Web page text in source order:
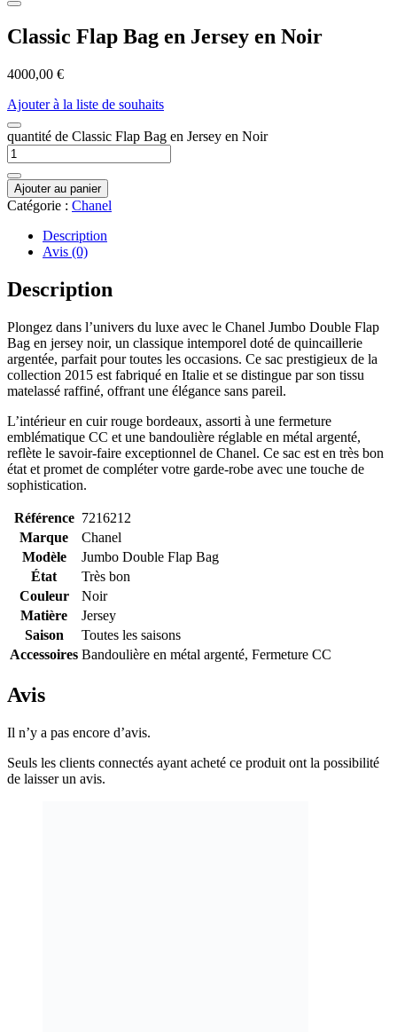
Classic Flap Bag en Jersey en Noir
4000,00 €
Ajouter à la liste de souhaits
quantité de Classic Flap Bag en Jersey en Noir
Ajouter au panier
Catégorie : Chanel
Description
Avis (0)
Description
Plongez dans l’univers du luxe avec le Chanel Jumbo Double Flap
Bag en jersey noir, un classique intemporel doté de quincaillerie
argentée, parfait pour toutes les occasions. Ce sac prestigieux de la
collection 2015 est fabriqué en Italie et se distingue par son tissu
matelassé raffiné, offrant une élégance sans pareil.
L’intérieur en cuir rouge bordeaux, assorti à une fermeture
emblématique CC et une bandoulière réglable en métal argenté,
reflète le savoir-faire exceptionnel de Chanel. Ce sac est en très bon
état et promet de compléter votre garde-robe avec une touche de
sophistication.
Référence 7216212
Marque
Chanel
Modèle
Jumbo Double Flap Bag
État
Très bon
Couleur
Noir
Matière
Jersey
Saison
Toutes les saisons
Accessoires Bandoulière en métal argenté, Fermeture CC
Avis
Il n’y a pas encore d’avis.
Seuls les clients connectés ayant acheté ce produit ont la possibilité
de laisser un avis.